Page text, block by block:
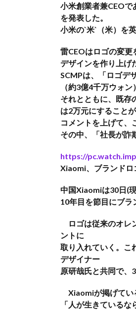
小米創業者兼CEO
を発表した。
小米の`米`（米）を
雷CEOはロゴの変
デザインを作り上げ
SCMPは、「ロゴデ
（約3億4千万ウォ
それとともに、既存
は2万元にすること
コメントを上げて、
その中、「社長が詐
https://
Xiaomi、ブランドロ
中国Xiaomiは30日(
10年目を節目にブラ
ロゴは従来のオレ
ントに
取り入れていく。こ
デザイナー
原研哉氏と共同で、
Xiaomiが掲げてい
「人が生きている